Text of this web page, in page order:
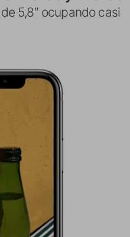
5,8″ ocupando casi